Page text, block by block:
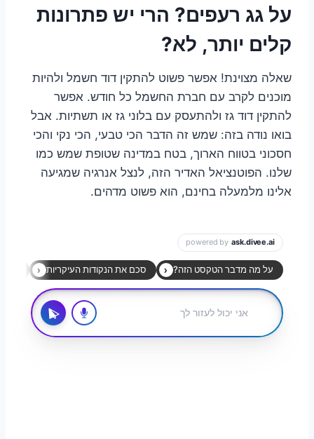
על גג רעפים? הרי יש פתרונות
קלים יותר, לא?
שאלה מצוינת! אפשר פשוט להתקין דוד חשמל ולהיות
מוכנים לקרב עם חברת החשמל כל חודש. אפשר
להתקין דוד גז ולהתעסק עם בלוני גז או תשתיות. אבל
בואו נודה בזה: שמש זה הדבר הכי טבעי, הכי נקי והכי
חסכוני בטווח הארוך, בטח במדינה שטופת שמש כמו
שלנו. הפוטנציאל האדיר הזה, לנצל אנרגיה שמגיעה
אלינו מלמעלה בחינם, הוא פשוט מדהים.